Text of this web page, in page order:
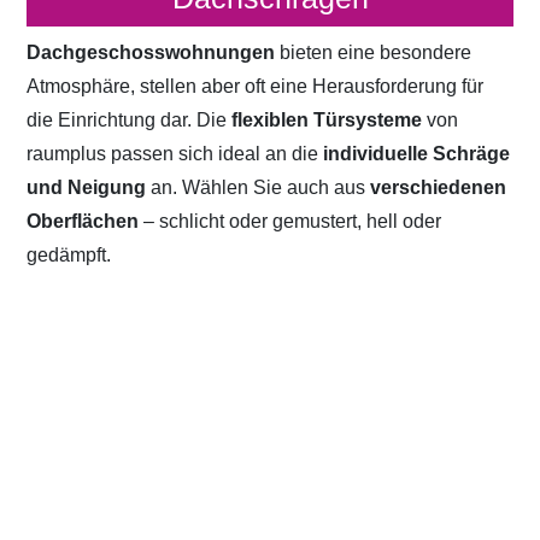
Dachgeschosswohnungen bieten eine besondere
Atmosphäre, stellen aber oft eine Herausforderung für
die Einrichtung dar. Dieflexiblen Türsystemevon
raumplus passen sich ideal an die individuelle Schräge
und Neigung an. Wählen Sie auch ausverschiedenen
Oberflächen – schlicht oder gemustert, hell oder
gedämpft.